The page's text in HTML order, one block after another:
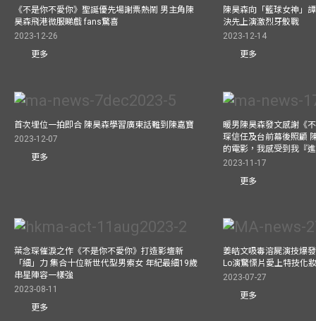
《不是你不愛你》聖誕優先場謝票熱鬧 男主角陳
昊森飛港微服睇戲 fans驚喜
2023-12-26
更多
陳昊森向「籃球女神」
決先上演激烈牙骹戰
2023-12-14
更多
首次埋位一拍即合 陳昊森學習廣東話難到陳嘉寶
2023-12-07
更多
暖男陳昊森發文感謝《
琛信任及台前幕後照顧
的電影，我感受到我『
2023-11-17
更多
葉念琛催淚之作《不是你不愛你》打造影壇新
「細」力 集合十位新世代型男索女 年紀最細19歲
串星陣容一樣強
2023-08-11
更多
姜皓文吸毒溶屍演技爆
Lo演驚慄片愛上特技化
2023-07-27
更多